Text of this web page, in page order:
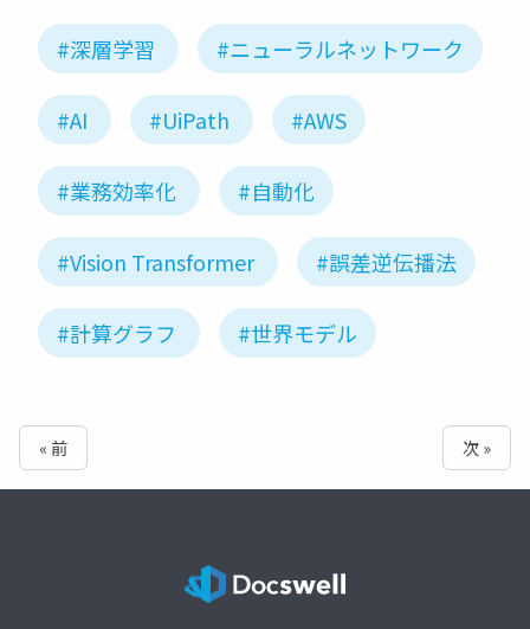
#深層学習 #ニューラルネットワーク
#AI #UiPath #AWS
#業務効率化 #自動化
#Vision Transformer #誤差逆伝播法
#計算グラフ #世界モデル
« 前 次 »